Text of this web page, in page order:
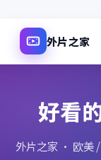
外片之家
好看
外片之家 · 欧美